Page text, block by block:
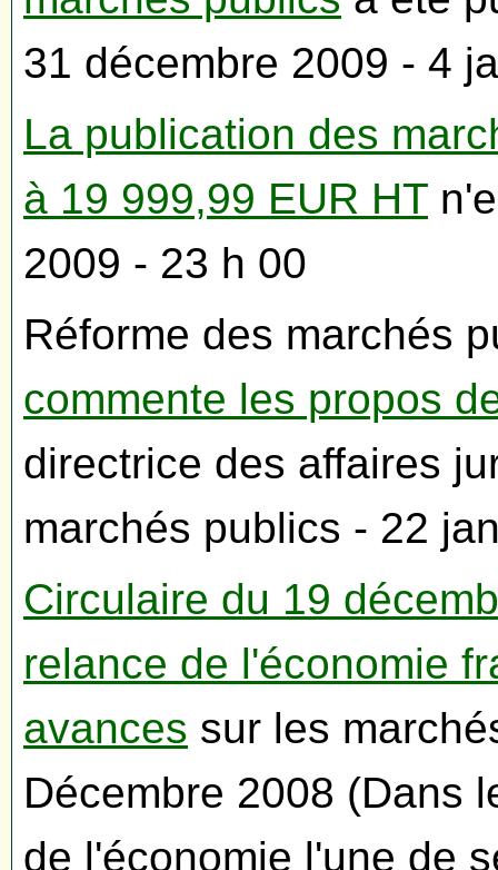
31 décembre 2009 - 4
La publication des
à 19 999,99 EUR HT
2009 - 23 h 00
Réforme des marchés
commente les propos
directrice des affaires
marchés publics - 22
Circulaire du 19
relance de l'économie
avances sur les
Décembre 2008 (Dans
de l'économie l'une de